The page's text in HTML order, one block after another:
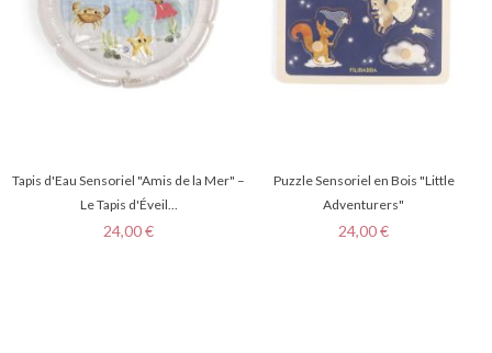
Tapis d'Eau Sensoriel "Amis de la Mer" –
Le Tapis d'Éveil...
Prix
24,00 €
Puzzle Sensoriel en Bois "Little
Adventurers"
Prix
24,00 €